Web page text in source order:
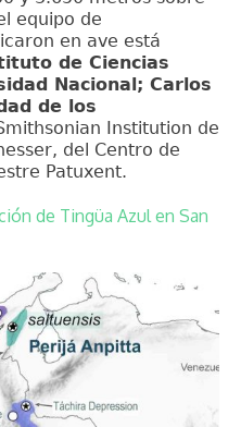
equipo de
en ave está
de Ciencias
Nacional; Carlos
de los
Institution de
del Centro de
Patuxent.
de Tingüa Azul en San